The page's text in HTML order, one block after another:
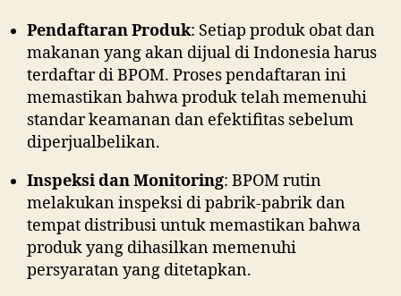
Pendaftaran Produk: Setiap produk obat dan
makanan yang akan dijual di Indonesia harus
terdaftar di BPOM. Proses pendaftaran ini
memastikan bahwa produk telah memenuhi
standar keamanan dan efektifitas sebelum
diperjualbelikan.
Inspeksi dan Monitoring: BPOM rutin
melakukan inspeksi di pabrik-pabrik dan
tempat distribusi untuk memastikan bahwa
produk yang dihasilkan memenuhi
persyaratan yang ditetapkan.